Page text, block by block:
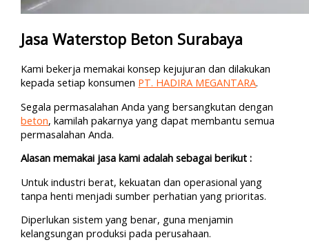
Jasa Waterstop Beton Surabaya
Kami bekerja memakai konsep kejujuran dan dilakukan
kepada setiap konsumen PT. HADIRA MEGANTARA.
Segala permasalahan Anda yang bersangkutan dengan
beton, kamilah pakarnya yang dapat membantu semua
permasalahan Anda.
Alasan memakai jasa kami adalah sebagai berikut :
Untuk industri berat, kekuatan dan operasional yang
tanpa henti menjadi sumber perhatian yang prioritas.
Diperlukan sistem yang benar, guna menjamin
kelangsungan produksi pada perusahaan.